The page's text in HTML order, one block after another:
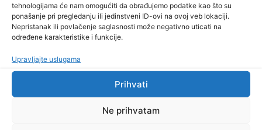
tehnologijama će nam omogućiti da obrađujemo podatke kao što su
ponašanje pri pregledanju ili jedinstveni ID-ovi na ovoj veb lokaciji.
Nepristanak ili povlačenje saglasnosti može negativno uticati na
određene karakteristike i funkcije.
Upravljajte uslugama
Prihvati
Ne prihvatam
EUFOR izveo vježbu nedaleko od Foče, uoči vježbe ‘Brzi odgovor
2026’